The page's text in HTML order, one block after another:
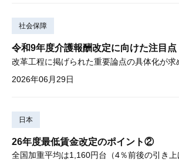
社会保障
令和9年度介護報酬改定に向けた注目点
改革工程に掲げられた重要論点の具体化が求
2026年06月29日
日本
26年度最低賃金改定のポイント②
全国加重平均は1,160円台（4％前後の引き